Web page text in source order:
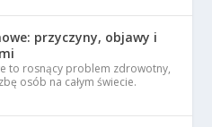
przyczyny, objawy i
to rosnący problem zdrowotny,
osób na całym świecie.